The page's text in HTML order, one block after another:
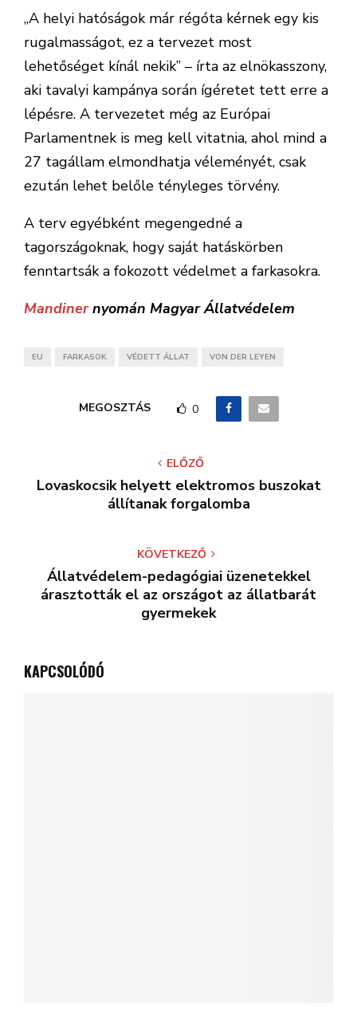
„A helyi hatóságok már régóta kérnek egy kis
rugalmasságot, ez a tervezet most
lehetőséget kínál nekik” – írta az elnökasszony,
aki tavalyi kampánya során ígéretet tett erre a
lépésre. A tervezetet még az Európai
Parlamentnek is meg kell vitatnia, ahol mind a
27 tagállam elmondhatja véleményét, csak
ezután lehet belőle tényleges törvény.
A terv egyébként megengedné a
tagországoknak, hogy saját hatáskörben
fenntartsák a fokozott védelmet a farkasokra.
Mandinernyomán Magyar Állatvédelem
EU FARKASOK VÉDETT ÁLLAT VON DER LEYEN
MEGOSZTÁS 0
ELŐZŐ
Lovaskocsik helyett elektromos buszokat
állítanak forgalomba
KÖVETKEZŐ
Állatvédelem-pedagógiai üzenetekkel
árasztották el az országot az állatbarát
gyermekek
KAPCSOLÓDÓ